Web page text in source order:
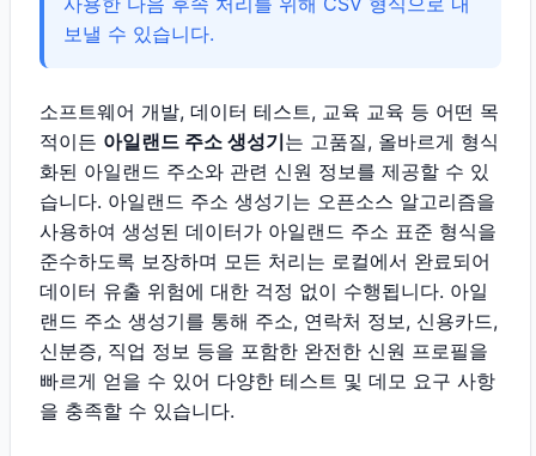
보낼 수 있습니다.
소프트웨어 개발, 데이터 테스트, 교육 교육 등 어떤 목
적이든 아일랜드 주소 생성기는 고품질, 올바르게 형식
화된 아일랜드 주소와 관련 신원 정보를 제공할 수 있
습니다. 아일랜드 주소 생성기는 오픈소스 알고리즘을
사용하여 생성된 데이터가 아일랜드 주소 표준 형식을
준수하도록 보장하며 모든 처리는 로컬에서 완료되어
데이터 유출 위험에 대한 걱정 없이 수행됩니다. 아일
랜드 주소 생성기를 통해 주소, 연락처 정보, 신용카드,
신분증, 직업 정보 등을 포함한 완전한 신원 프로필을
빠르게 얻을 수 있어 다양한 테스트 및 데모 요구 사항
을 충족할 수 있습니다.